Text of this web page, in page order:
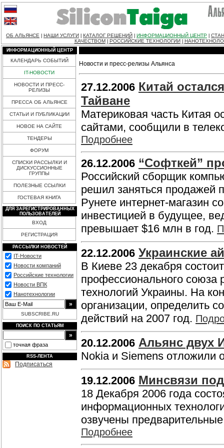
ОБ АЛЬЯНСЕ НАШИ УСЛУГИ КАТАЛОГ РЕШЕНИЙ ИНФОРМАЦИОННЫЙ ЦЕНТР
КАЧЕСТВОМ
РОССИЙСКИЕ ТЕХНОЛОГИИ
ИНФОРМАЦИОННЫЙ ЦЕНТР
КАЛЕНДАРЬ СОБЫТИЙ
IT-НОВОСТИ
НОВОСТИ И ПРЕСС-
РЕЛИЗЫ
ПРЕССА ОБ АЛЬЯНСЕ
СТАТЬИ И ПУБЛИКАЦИИ
НОВОЕ НА САЙТЕ
ТЕНДЕРЫ
ФОРУМ
СПИСКИ РАССЫЛКИ И
ДИСКУССИОННЫЕ
ГРУППЫ
ПОЛЕЗНЫЕ ССЫЛКИ
ГОСТЕВАЯ КНИГА
ДЛЯ ЗАРЕГИСТРИРОВАННЫХ
ПОЛЬЗОВАТЕЛЕЙ
ВХОД
РЕГИСТРАЦИЯ
РАССЫЛКИ НОВОСТЕЙ
IT-Новости
Новости компаний
Российские технологии
Новости ВПК
Нанотехнологии
SUBSCRIBE.RU
ПОИСК ПО СТАТЬЯМ
точная фраза
RSS-ЛЕНТА
Подписаться
Новости и пресс-релизы Альянса
27.12.2006 Китай
Тайване
Материковая часть Китая
сайтами, сообщили в
Подробнее
26.12.2006 “Софткей”
Российский сборщик
решил заняться продажей
Рунете интернет-магазин
инвестицией в будущее,
превышает $16 млн в год.
22.12.2006 Украинские
В Киеве 23 декабря
профессионального союза
технологий Украины. На
организации, определить
действий на 2007 год.
20.12.2006 Альянс двух
Nokia и Siemens отложили
19.12.2006 Минсвязи
18 Декабря 2006 года
информационных
озвучены
Подробнее